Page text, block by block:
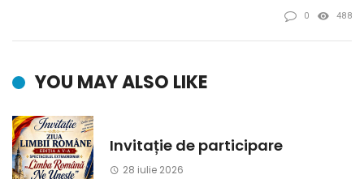
0 488
YOU MAY ALSO LIKE
Invitație de participare
28 iulie 2026